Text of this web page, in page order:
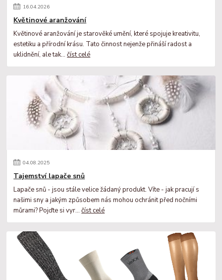
16.04.2026
Květinové aranžování
Květinové aranžování je starověké umění, které spojuje kreativitu,
estetiku a přírodní krásu. Tato činnost nejenže přináší radost a
uklidnění, ale tak...číst celé
04.08.2025
Tajemství lapače snů
Lapače snů - jsou stále velice žádaný produkt. Víte - jak pracují s
našimi sny a jakým způsobem nás mohou ochránit před nočními
můrami? Pojďte si vyr...číst celé